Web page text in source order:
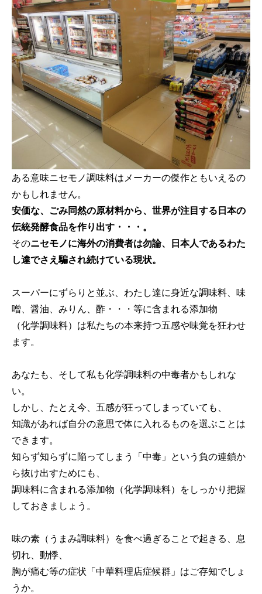
ある意味ニセモノ調味料はメーカーの傑作ともいえるの
かもしれません。
安価な、ごみ同然の原材料から、世界が注目する日本の
伝統発酵食品を作り出す・・・。
そのニセモノに海外の消費者は勿論、日本人であるわた
し達でさえ騙され続けている現状。
スーパーにずらりと並ぶ、わたし達に身近な調味料、味
噌、醤油、みりん、酢・・・等に含まれる添加物
（化学調味料）は私たちの本来持つ五感や味覚を狂わせ
ます。
あなたも、そして私も化学調味料の中毒者かもしれな
い。
しかし、たとえ今、五感が狂ってしまっていても、
知識があれば自分の意思で体に入れるものを選ぶことは
できます。
知らず知らずに陥ってしまう「中毒」という負の連鎖か
ら抜け出すためにも、
調味料に含まれる添加物（化学調味料）をしっかり把握
しておきましょう。
味の素（うまみ調味料）を食べ過ぎることで起きる、息
切れ、動悸、
胸が痛む等の症状「中華料理店症候群」はご存知でしょ
うか。